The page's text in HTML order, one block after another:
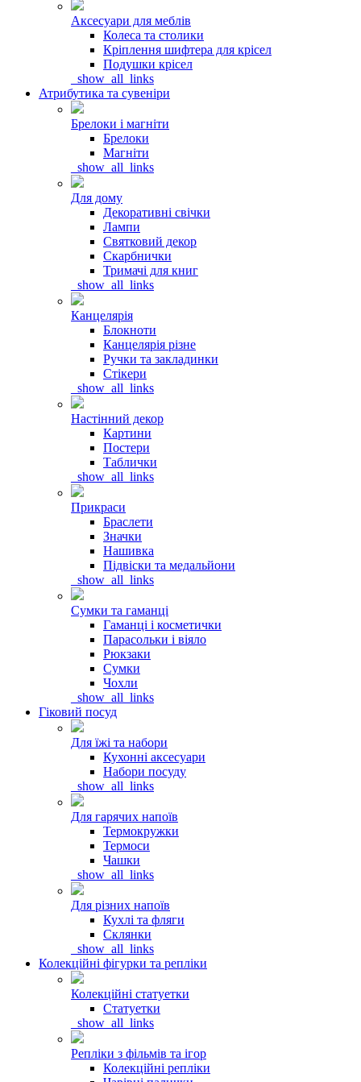
Аксесуари для меблів
Колеса та столики
Кріплення шифтера для крісел
Подушки крісел
_show_all_links
Атрибутика та сувеніри
Брелоки і магніти
Брелоки
Магніти
_show_all_links
Для дому
Декоративні свічки
Лампи
Святковий декор
Скарбнички
Тримачі для книг
_show_all_links
Канцелярія
Блокноти
Канцелярія різне
Ручки та закладинки
Стікери
_show_all_links
Настінний декор
Картини
Постери
Таблички
_show_all_links
Прикраси
Браслети
Значки
Нашивка
Підвіски та медальйони
_show_all_links
Сумки та гаманці
Гаманці і косметички
Парасольки і віяло
Рюкзаки
Сумки
Чохли
_show_all_links
Гіковий посуд
Для їжі та набори
Кухонні аксесуари
Набори посуду
_show_all_links
Для гарячих напоїв
Термокружки
Термоси
Чашки
_show_all_links
Для різних напоїв
Кухлі та фляги
Склянки
_show_all_links
Колекційні фігурки та репліки
Колекційні статуетки
Статуетки
_show_all_links
Репліки з фільмів та ігор
Колекційні репліки